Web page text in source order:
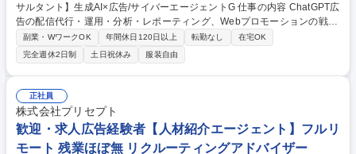
サルタント】生成AI×広告/サイバーエージェントG 仕事の内容 ChatGPT広
告の配信代行・運用・分析・レポーティング、Webプロモーションの戦略
立案・提案などを行います。生成AI広告プラットフォームの運用に特化
し、最前線で新しい広告ビジネスを創っていきます。 【業務内容】■ター
ゲット分析/定義：顧客や市場のニーズを捉えた設計クリエイティ ■ブプラ
ンニング：広告効果を高める企画立案 ■広告の配信・運用・分析：数値の
検証、結果に基づく再提案と実行 ■ChatGPT広告の構造設計：コンテキス
トヒントやchat_card TDの効果検証 ■グループ連携：サイバーエージェン
ト広告事業部との協業 募集職種 【未経験歓迎/ChatGPT広告コンサルタン
ト】生成AI×広告/サイバーエージェントG
副業・WワークOK 年間休日120日以上 転勤なし
在宅OK
完全週休2日制
土日祝休み 服装自由
正社員
株式会社プリセプト
歓迎・求人広告経験者【人材紹介エージェント】フルリ
モート 残業ほぼ無 リクルーティングアドバイザー